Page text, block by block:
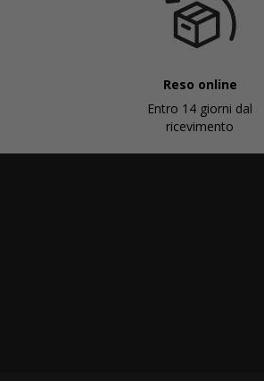
Reso online
Entro 14 giorni dal
ricevimento